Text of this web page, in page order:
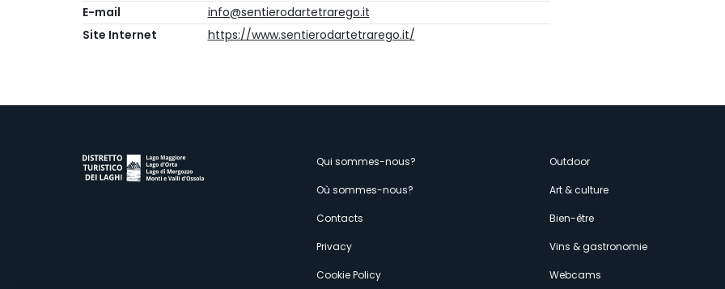
E-mail
info@sentierodartetrarego.it
Site Internet
https://www.sentierodartetrarego.it/
Menù
secondario
Qui sommes-nous?
Où sommes-nous?
Contacts
Privacy
Cookie Policy
Outdoor
Art & culture
Bien-être
Vins & gastronomie
Webcams